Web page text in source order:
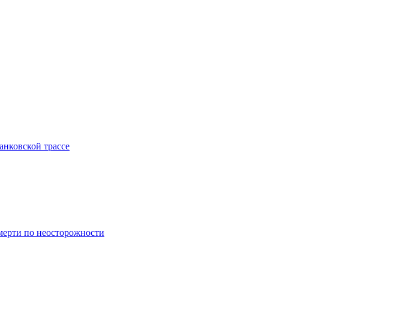
трассе
по неосторожности